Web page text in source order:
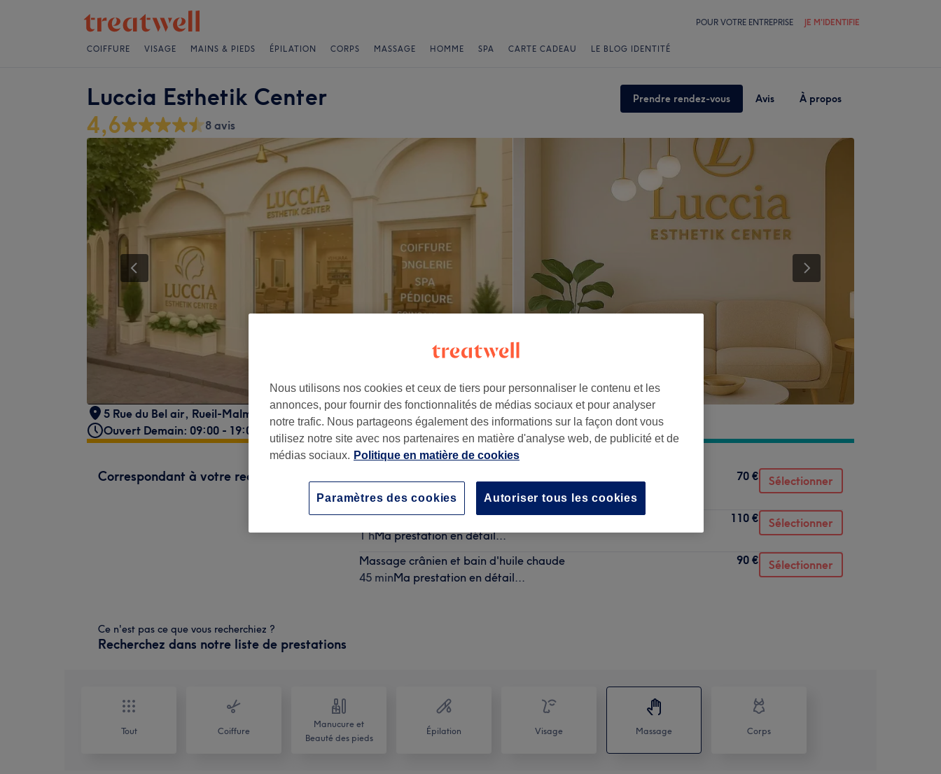
POUR VOTRE ENTREPRISE JE M'IDENTIFIE
COIFFURE VISAGE MAINS & PIEDS ÉPILATION CORPS MASSAGE HOMME SPA CARTE CADEAU LE BLOG IDENTITÉ
Luccia Esthetik Center Prendre rendez-vous Avis À propos
4,6 8 avis
5 Rue du Bel air, Rueil-Malmaison, 92500
Ouvert Demain: 09:00 - 19:00
Correspondant à votre recherche
30 minMa prestation en détail...
70 € Sélectionner
Massage du corps relaxant
1 hMa prestation en détail...
110 € Sélectionner
Massage crânien et bain d'huile chaude
45 minMa prestation en détail...
90 € Sélectionner
Ce n'est pas ce que vous recherchiez ?
Recherchez dans notre liste de prestations
Tout Coiffure
Manucure et
Beauté des pieds
Épilation Visage Massage Corps
Nous utilisons nos cookies et ceux de tiers pour personnaliser le contenu et les
annonces, pour fournir des fonctionnalités de médias sociaux et pour analyser
notre trafic. Nous partageons également des informations sur la façon dont vous
utilisez notre site avec nos partenaires en matière d'analyse web, de publicité et de
médias sociaux. Politique en matière de cookies
Autoriser tous les cookies
Paramètres des cookies